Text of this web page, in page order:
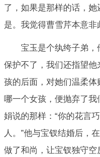
了，如果是那样的话，
是。我觉得曹雪芹本意非
宝玉是个纨绔子弟
保护不了，我们还指望
孩的后面，对她们温柔
哪一个女孩，便抛弃了
娟说的那样：“你的花言
人。”他与宝钗结婚后，
做了和尚，让宝钗独守